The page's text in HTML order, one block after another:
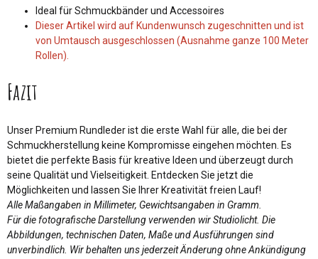
Ideal für Schmuckbänder und Accessoires
Dieser Artikel wird auf Kundenwunsch zugeschnitten und ist
von Umtausch ausgeschlossen (Ausnahme ganze 100 Meter
Rollen).
Fazit
Unser Premium Rundleder ist die erste Wahl für alle, die bei der
Schmuckherstellung keine Kompromisse eingehen möchten. Es
bietet die perfekte Basis für kreative Ideen und überzeugt durch
seine Qualität und Vielseitigkeit. Entdecken Sie jetzt die
Möglichkeiten und lassen Sie Ihrer Kreativität freien Lauf!
Alle Maßangaben in Millimeter, Gewichtsangaben in Gramm.
Für die fotografische Darstellung verwenden wir Studiolicht. Die
Abbildungen, technischen Daten, Maße und Ausführungen sind
unverbindlich. Wir behalten uns jederzeit Änderung ohne Ankündigung